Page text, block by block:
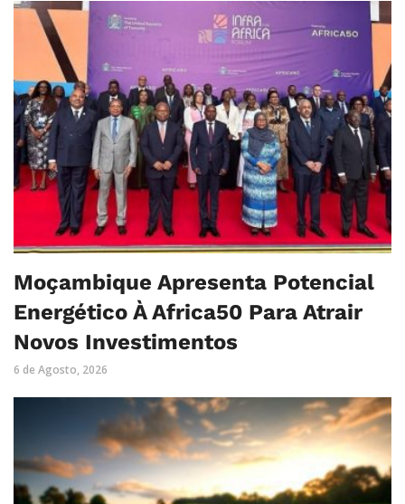
Moçambique Apresenta Potencial
Energético À Africa50 Para Atrair
Novos Investimentos
6 de Agosto, 2026